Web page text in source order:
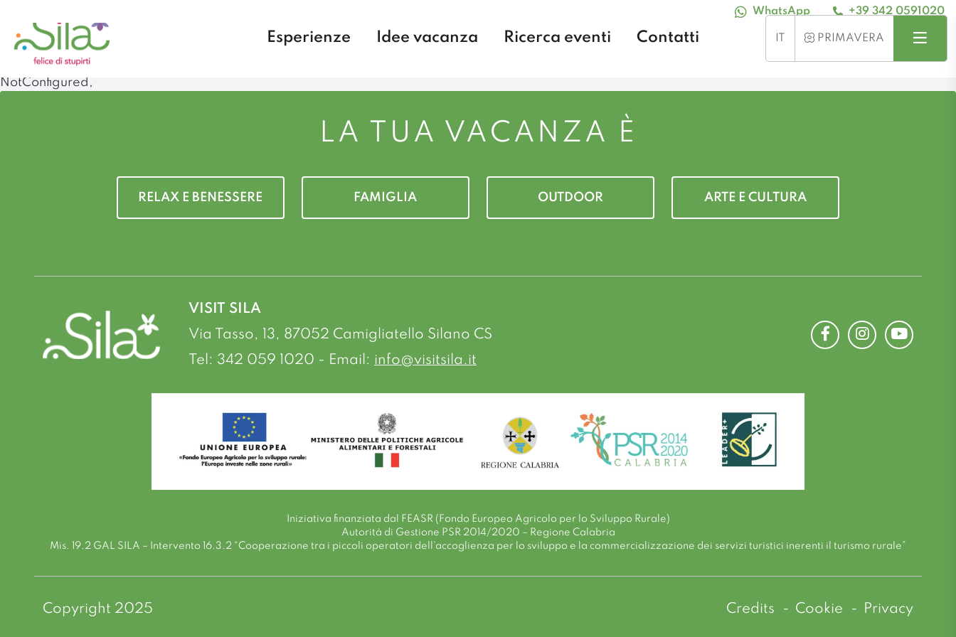
WhatsApp +39 342 0591020
Esperienze Idee vacanza Ricerca eventi Contatti IT STAGIONE
PRIMAVERA Menu
NotConfigured,
LA TUA VACANZA È
RELAX E BENESSERE FAMIGLIA OUTDOOR ARTE E CULTURA
VISIT SILA
Via Tasso, 13, 87052 Camigliatello Silano CS
Tel: 342 059 1020 - Email: info@visitsila.it
FacebookInstagramYoutube
Iniziativa finanziata dal FEASR (Fondo Europeo Agricolo per lo Sviluppo Rurale)
Autorità di Gestione PSR 2014/2020 – Regione Calabria
Mis. 19.2 GAL SILA – Intervento 16.3.2 “Cooperazione tra i piccoli operatori dell’accoglienza per lo sviluppo e la commercializzazione dei servizi turistici inerenti il turismo rurale”
Copyright 2025 Credits Cookie Privacy